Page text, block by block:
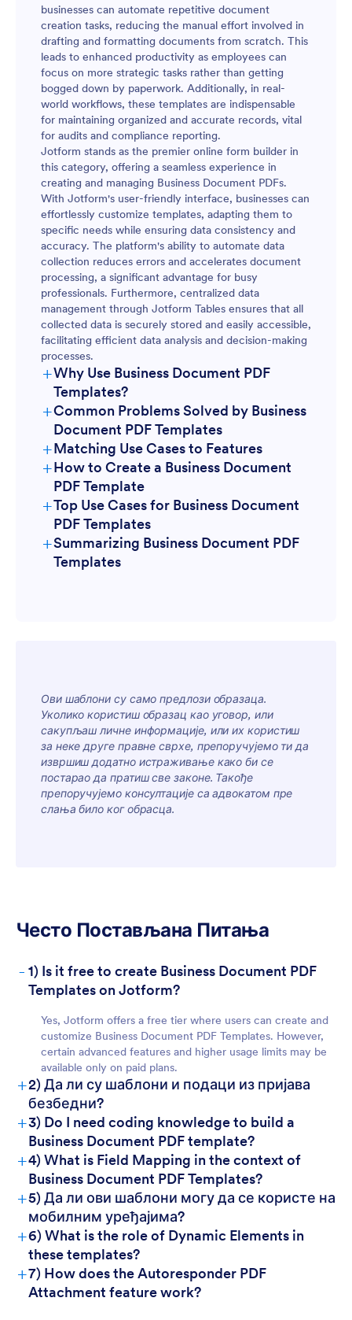
businesses can automate repetitive document
creation tasks, reducing the manual effort involved in
drafting and formatting documents from scratch. This
leads to enhanced productivity as employees can
focus on more strategic tasks rather than getting
bogged down by paperwork. Additionally, in real-
world workflows, these templates are indispensable
for maintaining organized and accurate records, vital
for audits and compliance reporting.
Jotform stands as the premier online form builder in
this category, offering a seamless experience in
creating and managing Business Document PDFs.
With Jotform's user-friendly interface, businesses can
effortlessly customize templates, adapting them to
specific needs while ensuring data consistency and
accuracy. The platform's ability to automate data
collection reduces errors and accelerates document
processing, a significant advantage for busy
professionals. Furthermore, centralized data
management through Jotform Tables ensures that all
collected data is securely stored and easily accessible,
facilitating efficient data analysis and decision-making
processes.
+Why Use Business Document PDF
Templates?
+Common Problems Solved by Business
Document PDF Templates
+Matching Use Cases to Features
+How to Create a Business Document
PDF Template
+Top Use Cases for Business Document
PDF Templates
For Managers
For Teams
+Summarizing Business Document PDF
Templates
Ови шаблони су само предлози образаца.
Уколико користиш образац као уговор, или
сакупљаш личне информације, или их користиш
за неке друге правне сврхе, препоручујемо ти да
извршиш додатно истраживање како би се
постарао да пратиш све законе. Такође
препоручујемо консултације са адвокатом пре
слања било ког обрасца.
Често Постављана Питања
- 1) Is it free to create Business Document PDF
Templates on Jotform?
Yes, Jotform offers a free tier where users can create and
customize Business Document PDF Templates. However,
certain advanced features and higher usage limits may be
available only on paid plans.
+2) Да ли су шаблони и подаци из пријава
безбедни?
+3) Do I need coding knowledge to build a
Business Document PDF template?
+4) What is Field Mapping in the context of
Business Document PDF Templates?
+5) Да ли ови шаблони могу да се користе на
мобилним уређајима?
+6) What is the role of Dynamic Elements in
these templates?
+7) How does the Autoresponder PDF
Attachment feature work?